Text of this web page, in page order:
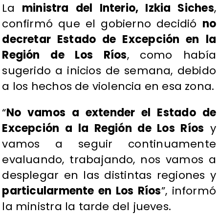
La ministra del Interio, Izkia Siches,
confirmó que el gobierno decidió no
decretar Estado de Excepción en la
Región de Los Ríos, como había
sugerido a inicios de semana, debido
a los hechos de violencia en esa zona.
“No vamos a extender el Estado de
Excepción a la Región de Los Ríos y
vamos a seguir continuamente
evaluando, trabajando, nos vamos a
desplegar en las distintas regiones y
particularmente en Los Ríos”, informó
la ministra la tarde del jueves.